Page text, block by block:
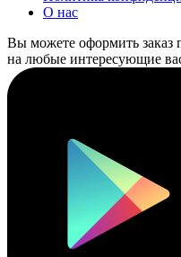
О нас
Вы можете оформить заказ
на любые интересующие